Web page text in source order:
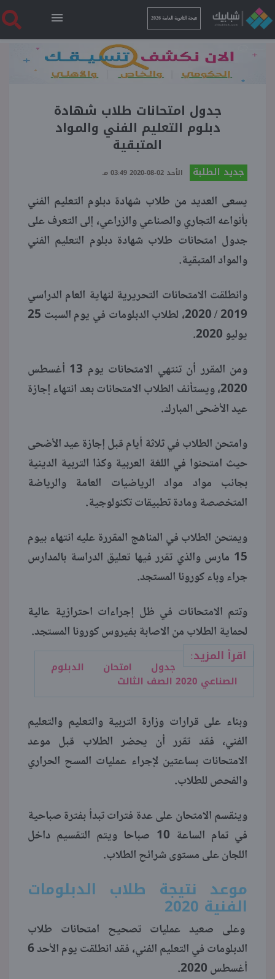
نتيجة الثانوية العامة 2026
الرئيسية
نتيجة الثانوية العامة 2026
أخبار ساخنة
بوابة الطلبة
منوعات
جدول امتحانات طلاب شهادة
دبلوم التعليم الفني والمواد
المتبقية
جديد الطلبة الأحد 02-08-2020 03:49 مـ
يسعى العديد من طلاب شهادة دبلوم التعليم الفني
بأنواعه التجاري والصناعي والزراعي، إلى التعرف على
جدول امتحانات طلاب شهادة دبلوم التعليم الفني
والمواد المتبقية.
وانطلقت الامتحانات التحريرية لنهاية العام الدراسي
2019 / 2020، لطلاب الدبلومات في يوم السبت 25
يوليو 2020.
ومن المقرر أن تنتهي الامتحانات يوم 13 أغسطس
2020، ويستأنف الطلاب الامتحانات بعد انتهاء إجازة
عيد الأضحى المبارك.
وامتحن الطلاب في ثلاثة أيام قبل إجازة عيد الأضحى
حيث امتحنوا في اللغة العربية وكذا التربية الدينية
بجانب مواد مواد الرياضيات العامة والرياضة
المتخصصة ومادة تطبيقات تكنولوجية.
ويمتحن الطلاب في المناهج المقررة عليه انتهاء بيوم
15 مارس والذي تقرر فيها تعليق الدراسة بالمدارس
جراء وباء كورونا المستجد.
وتتم الامتحانات في ظل إجراءات احترازية عالية
لحماية الطلاب من الاصابة بفيروس كورونا المستجد.
اقرأ المزيد:
جدول امتحان الدبلوم
الصناعي 2020 الصف الثالث
وبناء على قرارات وزارة التربية والتعليم والتعليم
الفني، فقد تقرر أن يحضر الطلاب قبل موعد
الامتحانات بساعتين لإجراء عمليات المسح الحراري
والفحص للطلاب.
وينقسم الامتحان على عدة فترات تبدأ بفترة صباحية
في تمام الساعة 10 صباحا ويتم التقسيم داخل
اللجان على مستوى شرائح الطلاب.
موعد نتيجة طلاب الدبلومات
الفنية 2020
وعلى صعيد عمليات تصحيح امتحانات طلاب
الدبلومات في التعليم الفني، فقد انطلقت يوم الأحد 6
أغسطس 2020.